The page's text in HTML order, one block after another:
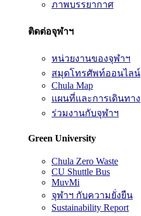
ภาพบรรยากาศ
ติดต่อจุฬาฯ
หน่วยงานของจุฬาฯ
สมุดโทรศัพท์ออนไลน์
Chula Map
แผนที่และการเดินทาง
ร่วมงานกับจุฬาฯ
Green University
Chula Zero Waste
CU Shuttle Bus
MuvMi
จุฬาฯ กับความยั่งยืน
Sustainability Report